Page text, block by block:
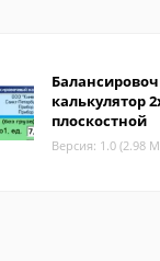
калькулятор
плоскостной
Версия: 1.0 (2.98